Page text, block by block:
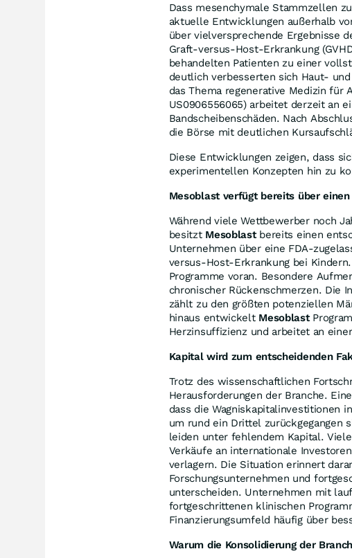
Dass mesenchymale Stammzellen
aktuelle Entwicklungen außerhalb
über vielversprechende Ergebnisse
Graft-versus-Host-Erkrankung
behandelten Patienten zu einer
deutlich verbesserten sich Haut-
das Thema regenerative Medizin für
US0906556065) arbeitet derzeit an
Bandscheibenschäden. Nach
die Börse mit deutlichen
Diese Entwicklungen zeigen, dass
experimentellen Konzepten hin zu
Mesoblast verfügt bereits über
Während viele Wettbewerber noch
besitzt Mesoblastbereits einen
Unternehmen über eine FDA-
versus-Host-Erkrankung bei
Programme voran. Besondere
chronischer Rückenschmerzen. Die
zählt zu den größten potenziellen
hinaus entwickelt Mesoblast
Herzinsuffizienz und arbeitet an
Kapital wird zum entscheidenden
Trotz des wissenschaftlichen
Herausforderungen der Branche.
dass die Wagniskapitalinvestitionen
um rund ein Drittel zurückgegangen
leiden unter fehlendem Kapital.
Verkäufe an internationale
verlagern. Die Situation erinnert
Forschungsunternehmen und
unterscheiden. Unternehmen mit
fortgeschrittenen klinischen
Finanzierungsumfeld häufig über
Warum die Konsolidierung der